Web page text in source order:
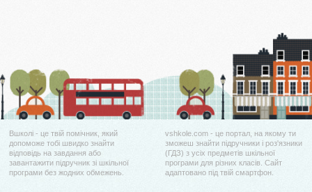
Вшколі - це твій помічник, який
допоможе тобі швидко знайти
відповідь на завдання або
завантажити підручник зі шкільної
програми без жодних обмежень.
vshkole.com - це портал, на якому ти
зможеш знайти підручники і роз'язники
(ГДЗ) з усіх предметів шкільної
програми для різних класів. Сайт
адаптовано під твій смартфон.